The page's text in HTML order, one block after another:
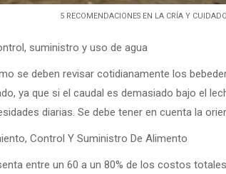
5 RECOMENDACIONES EN LA CRÍA Y
suministro y uso de agua
se deben revisar cotidianamente los
ya que si el caudal es demasiado bajo el
diarias. Se debe tener en cuenta la
Control Y Suministro De Alimento
entre un 60 a un 80% de los costos